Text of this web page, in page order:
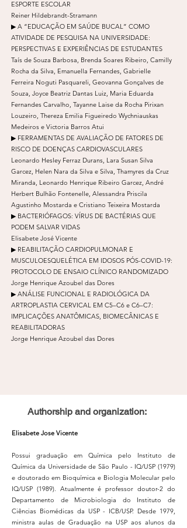
ESPORTE ESCOLAR
Reiner Hildebrandt-Stramann
▶ A “EDUCAÇÃO EM SAÚDE BUCAL” COMO
ATIVIDADE DE PESQUISA NA UNIVERSIDADE:
PERSPECTIVAS E EXPERIÊNCIAS DE ESTUDANTES
Taís de Souza Barbosa, Brenda Soares Ribeiro, Camilly
Rocha da Silva, Emanuella Fernandes, Gabrielle
Ferreira Noguti Pasquareli, Geovanna Gonçalves de
Souza, Joyce Beatriz Dantas Luiz, Maria Eduarda
Fernandes Carvalho, Tayanne Laise da Rocha Pirixan
Louzeiro, Thereza Emilia Figueiredo Wychniauskas
Medeiros e Victoria Barros Atui
▶ FERRAMENTAS DE AVALIAÇÃO DE FATORES DE
RISCO DE DOENÇAS CARDIOVASCULARES
Leonardo Hesley Ferraz Durans, Lara Susan Silva
Garcez, Helen Nara da Silva e Silva, Thamyres da Cruz
Miranda, Leonardo Henrique Ribeiro Garcez, André
Herbert Bulhão Fontenelle, Alessandra Priscila
Agustinho Mostarda e Cristiano Teixeira Mostarda
▶ BACTERIÓFAGOS: VÍRUS DE BACTÉRIAS QUE
PODEM SALVAR VIDAS
Elisabete José Vicente
▶ REABILITAÇÃO CARDIOPULMONAR E
MUSCULOESQUELÉTICA EM IDOSOS PÓS-COVID-19:
PROTOCOLO DE ENSAIO CLÍNICO RANDOMIZADO
Jorge Henrique Azoubel das Dores
▶ ANÁLISE FUNCIONAL E RADIOLÓGICA DA
ARTROPLASTIA CERVICAL EM C5–C6 e C6–C7:
IMPLICAÇÕES ANATÔMICAS, BIOMECÂNICAS E
REABILITADORAS
Jorge Henrique Azoubel das Dores
Authorship and organization:
Elisabete Jose Vicente
Possui graduação em Química pelo Instituto de
Química da Universidade de São Paulo - IQ/USP (1979)
e doutorado em Bioquímica e Biologia Molecular pelo
IQ/USP (1989). Atualmente é professor doutor-2 do
Departamento de Microbiologia do Instituto de
Ciências Biomédicas da USP - ICB/USP. Desde 1979,
ministra aulas de Graduação na USP aos alunos da